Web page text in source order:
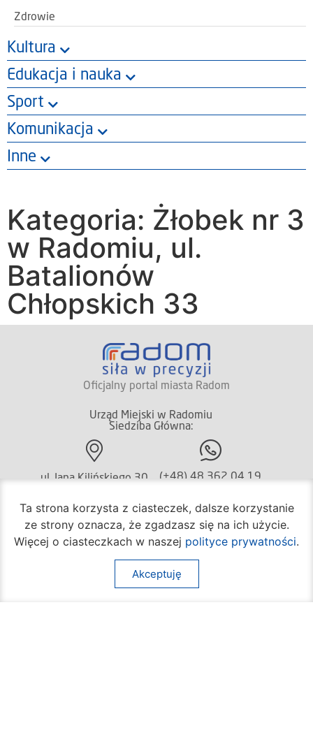
Zdrowie
Kultura
Edukacja i nauka
Sport
Komunikacja
Inne
Kategoria: Żłobek nr 3
w Radomiu, ul.
Batalionów
Chłopskich 33
Oficjalny portal miasta Radom
Urząd Miejski w Radomiu
Siedziba Główna:
ul. Jana Kilińskiego 30
(+48) 48 362 04 19
(+48) 362 04 24 bom@umradom.pl
Godziny pracy:
Ta strona korzysta z ciasteczek, dalsze korzystanie
ze strony oznacza, że zgadzasz się na ich użycie.
Więcej o ciasteczkach w naszej polityce prywatności.
Akceptuję